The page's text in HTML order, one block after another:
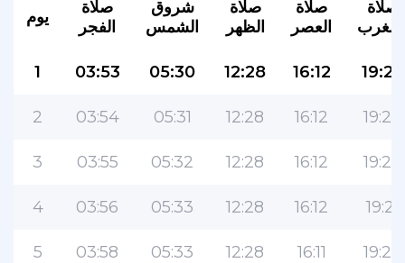
يوم
صلاة
الفجر
شروق
الشمس
صلاة
الظهر
صلاة
العصر
صلاة
1 03:53 05:30 12:28 16:12 19:23
2 03:54 05:31 12:28 16:12 19:23
3 03:55 05:32 12:28 16:12 19:22
4 03:56 05:33 12:28 16:12 19:21
5 03:58 05:33 12:28 16:11 19:20